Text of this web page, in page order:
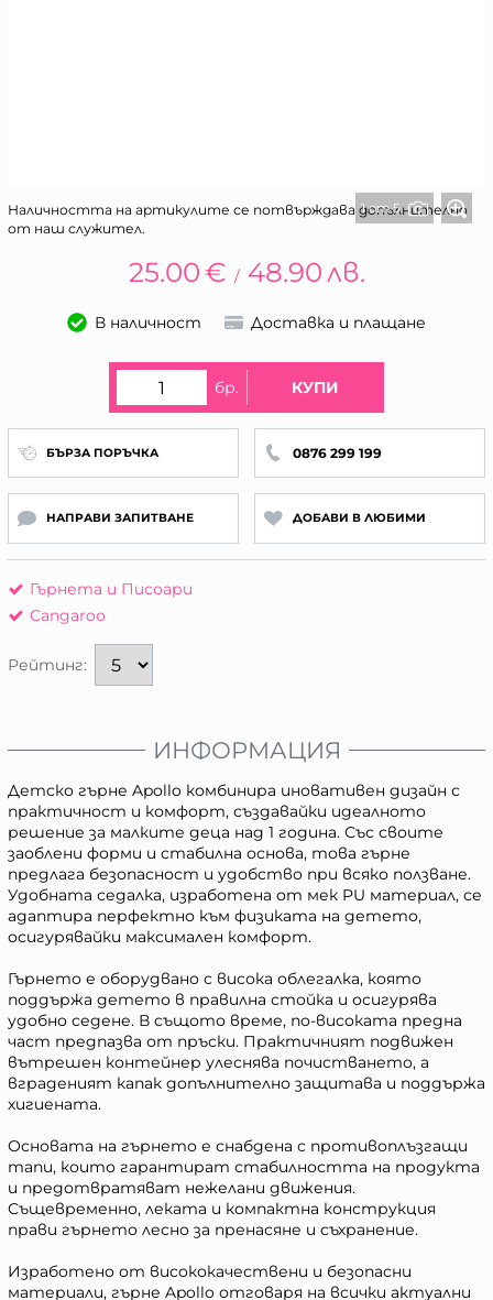
1 от 5
Наличността на артикулите се потвърждава допълнително
от наш служител.
25.00€ / 48.90 лв.
В наличност Доставка и плащане
бр. КУПИ
БЪРЗА ПОРЪЧКА 0876 299 199
НАПРАВИ ЗАПИТВАНЕ ДОБАВИ В ЛЮБИМИ
Гърнета и Писоари
Cangaroo
Рейтинг:
ИНФОРМАЦИЯ
Детско гърне Apollo комбинира иновативен дизайн с
практичност и комфорт, създавайки идеалното
решение за малките деца над 1 година. Със своите
заоблени форми и стабилна основа, това гърне
предлага безопасност и удобство при всяко ползване.
Удобната седалка, изработена от мек PU материал, се
адаптира перфектно към физиката на детето,
осигурявайки максимален комфорт.
Гърнето е оборудвано с висока облегалка, която
поддържа детето в правилна стойка и осигурява
удобно седене. В същото време, по-високата предна
част предпазва от пръски. Практичният подвижен
вътрешен контейнер улеснява почистването, а
вграденият капак допълнително защитава и поддържа
хигиената.
Основата на гърнето е снабдена с противоплъзгащи
тапи, които гарантират стабилността на продукта
и предотвратяват нежелани движения.
Същевременно, леката и компактна конструкция
прави гърнето лесно за пренасяне и съхранение.
Изработено от висококачествени и безопасни
материали, гърне Apollo отговаря на всички актуални